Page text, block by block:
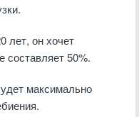
лет, он хочет
составляет 50%.
максимально